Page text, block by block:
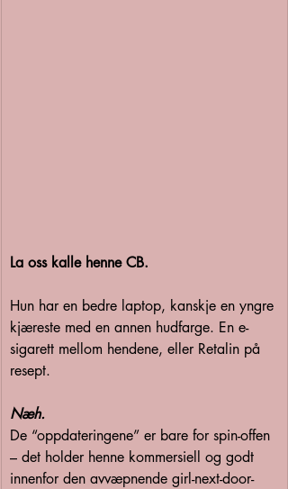
La oss kalle henne CB.
Hun har en bedre laptop, kanskje en yngre
kjæreste med en annen hudfarge. En e-
sigarett mellom hendene, eller Retalin på
resept.
Næh.
De “oppdateringene” er bare for spin-offen
– det holder henne kommersiell og godt
innenfor den avvæpnende girl-next-door-